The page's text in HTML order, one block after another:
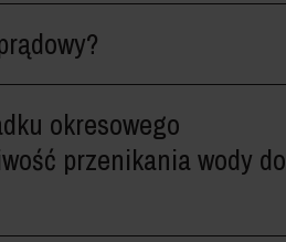
okresowego
przenikania wody do